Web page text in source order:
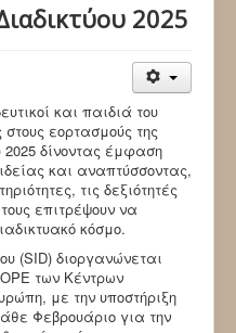
2025
και παιδιά του
εορτασμούς της
δίνοντας έμφαση
και αναπτύσσοντας,
τις δεξιότητές
επιτρέψουν να
κόσμο.
(SID) διοργανώνεται
των Κέντρων
με την υποστήριξη
Φεβρουάριο για την